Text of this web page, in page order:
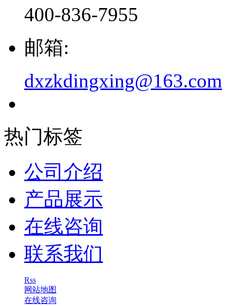
400-836-7955
邮箱:
dxzkdingxing@163.com
热门标签
公司介绍
产品展示
在线咨询
联系我们
Rss
网站地图
在线咨询